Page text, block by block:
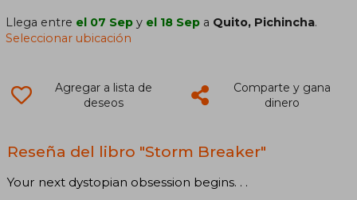
Llega entre el 07 Sep y el 18 Sep a Quito, Pichincha.
Seleccionar ubicación
Agregar a lista de
deseos
Comparte y gana
dinero
Reseña del libro "Storm Breaker"
Your next dystopian obsession begins. . .